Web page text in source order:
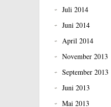
Juli 2014
Juni 2014
April 2014
November 2013
September 2013
Juni 2013
Mai 2013